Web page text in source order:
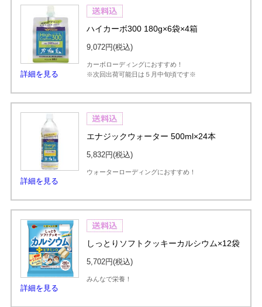
詳細を見る
ハイカーボ300 180g×6袋×4箱
9,072円(税込)
カーボローディングにおすすめ！
※次回出荷可能日は５月中旬頃です※
詳細を見る
エナジックウォーター 500ml×24本
5,832円(税込)
ウォーターローディングにおすすめ！
詳細を見る
しっとりソフトクッキーカルシウム×12袋
5,702円(税込)
みんなで栄養！